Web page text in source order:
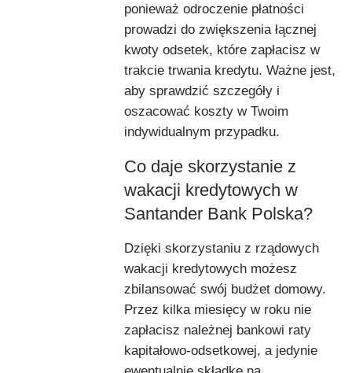
ponieważ odroczenie płatności
prowadzi do zwiększenia łącznej
kwoty odsetek, które zapłacisz w
trakcie trwania kredytu. Ważne jest,
aby sprawdzić szczegóły i
oszacować koszty w Twoim
indywidualnym przypadku.
Co daje skorzystanie z
wakacji kredytowych w
Santander Bank Polska?
Dzięki skorzystaniu z rządowych
wakacji kredytowych możesz
zbilansować swój budżet domowy.
Przez kilka miesięcy w roku nie
zapłacisz należnej bankowi raty
kapitałowo-odsetkowej, a jedynie